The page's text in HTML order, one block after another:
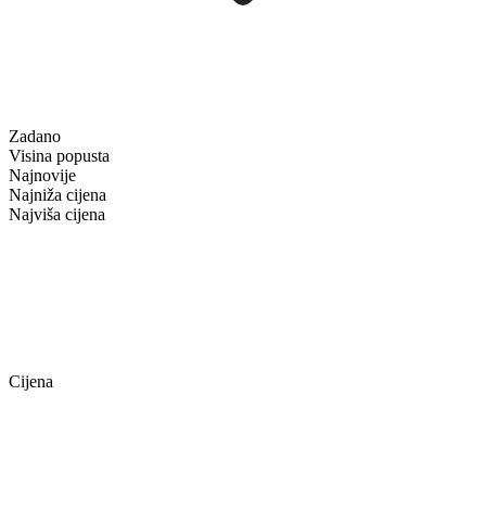
Zadano
Visina popusta
Najnovije
Najniža cijena
Najviša cijena
Cijena